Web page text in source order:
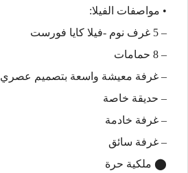
• مواصفات الفيلا:
– 5 غرف نوم -فيلا كايا فورست
– 8 حمامات
– غرفة معيشة واسعة بتصميم عصري
– حديقة خاصة
– غرفة خادمة
– غرفة سائق
⬤ ملكية حرة